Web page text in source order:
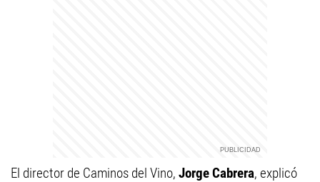
El director de Caminos del Vino, Jorge Cabrera, explicó